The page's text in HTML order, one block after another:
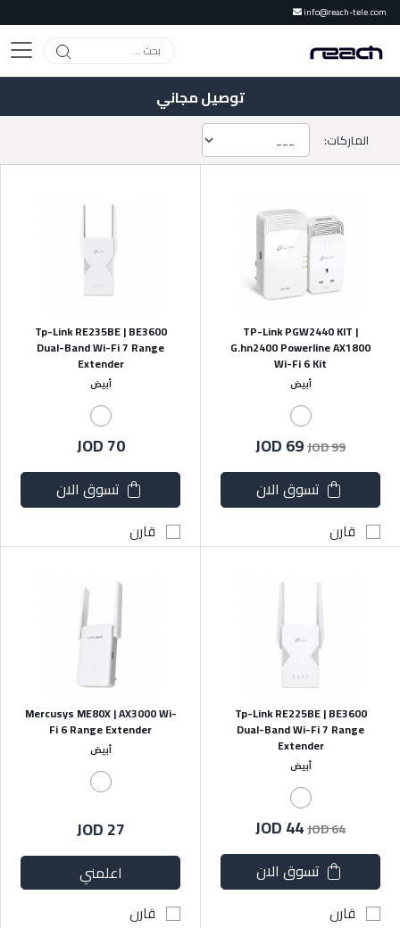
info@reach-tele.com
توصيل مجاني
الماركات:
أبيض
TP-Link PGW2440 KIT |
G.hn2400 Powerline AX1800
Wi-Fi 6 Kit
JOD 69JOD 99
تسوق الان
قارن
أبيض
Tp-Link RE235BE | BE3600
Dual-Band Wi-Fi 7 Range
Extender
JOD 70
تسوق الان
قارن
أبيض
Tp-Link RE225BE | BE3600
Dual-Band Wi-Fi 7 Range
Extender
JOD 44JOD 64
تسوق الان
قارن
أبيض
Mercusys ME80X | AX3000 Wi-
Fi 6 Range Extender
JOD 27
اعلمني
قارن